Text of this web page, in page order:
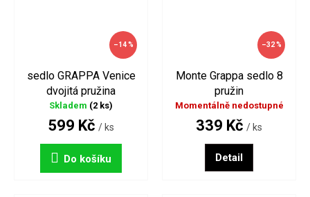
–14 %
sedlo GRAPPA Venice
dvojitá pružina
Skladem (2 ks)
599 Kč / ks
Do košíku
–32 %
Monte Grappa sedlo 8
pružin
Momentálně nedostupné
339 Kč / ks
Detail